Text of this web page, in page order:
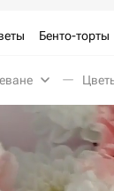
Бенто-торты